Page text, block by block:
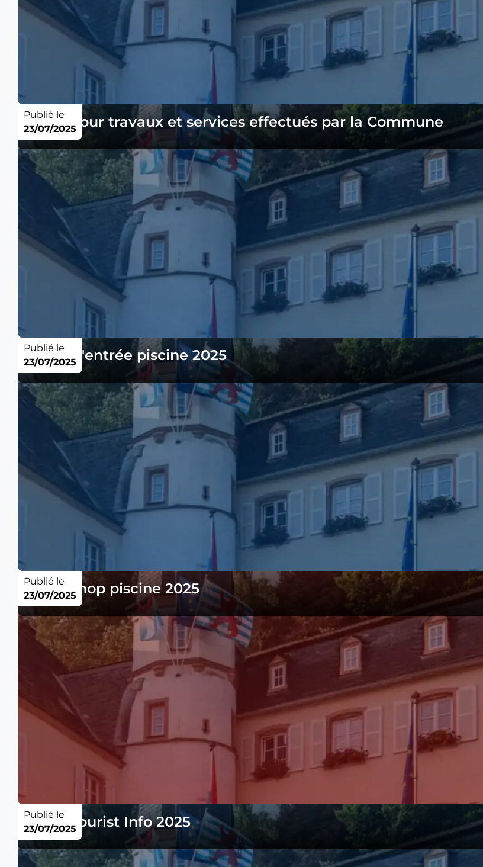
Tarifs pour travaux et services effectués par la Commune
Publié le
23/07/2025
Taxes d'entrée piscine 2025
Publié le
23/07/2025
Tarifs shop piscine 2025
Publié le
23/07/2025
Tarifs Tourist Info 2025
Publié le
23/07/2025